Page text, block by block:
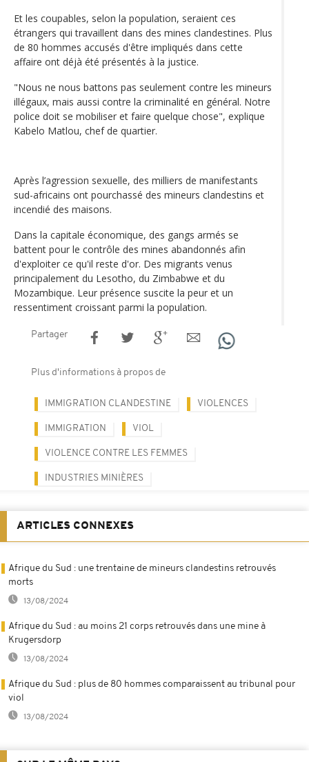
Et les coupables, selon la population, seraient ces
étrangers qui travaillent dans des mines clandestines. Plus
de 80 hommes accusés d'être impliqués dans cette
affaire ont déjà été présentés à la justice.
"Nous ne nous battons pas seulement contre les mineurs
illégaux, mais aussi contre la criminalité en général. Notre
police doit se mobiliser et faire quelque chose", explique
Kabelo Matlou, chef de quartier.
Après l’agression sexuelle, des milliers de manifestants
sud-africains ont pourchassé des mineurs clandestins et
incendié des maisons.
Dans la capitale économique, des gangs armés se
battent pour le contrôle des mines abandonnés afin
d'exploiter ce qu'il reste d'or. Des migrants venus
principalement du Lesotho, du Zimbabwe et du
Mozambique. Leur présence suscite la peur et un
ressentiment croissant parmi la population.
Partager
Plus d'informations à propos de
IMMIGRATION CLANDESTINE VIOLENCES
IMMIGRATION VIOL
VIOLENCE CONTRE LES FEMMES
INDUSTRIES MINIÈRES
ARTICLES CONNEXES
Afrique du Sud : une trentaine de mineurs clandestins retrouvés
morts
13/08/2024
Afrique du Sud : au moins 21 corps retrouvés dans une mine à
Krugersdorp
13/08/2024
Afrique du Sud : plus de 80 hommes comparaissent au tribunal pour
viol
13/08/2024